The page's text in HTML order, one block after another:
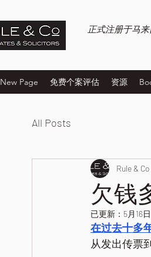
正式注册于马
New Page 免费个案评估 资源
All Posts
欠钱
Rule &
已更新： 5月16日
在过去十多
从发出传票